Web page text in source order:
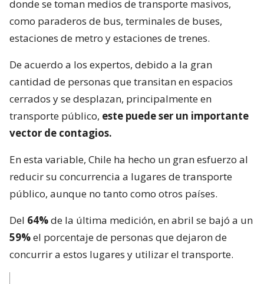
donde se toman medios de transporte masivos,
como paraderos de bus, terminales de buses,
estaciones de metro y estaciones de trenes.
De acuerdo a los expertos, debido a la gran
cantidad de personas que transitan en espacios
cerrados y se desplazan, principalmente en
transporte público, este puede ser un importante
vector de contagios.
En esta variable, Chile ha hecho un gran esfuerzo al
reducir su concurrencia a lugares de transporte
público, aunque no tanto como otros países.
Del 64%de la última medición, en abril se bajó a un
59%el porcentaje de personas que dejaron de
concurrir a estos lugares y utilizar el transporte.